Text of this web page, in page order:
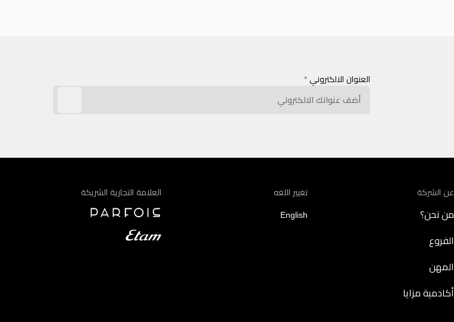
العنوان الالكتروني *
عن الشركة
من نحن؟
الفروع
المهن
أكادمية مزايا
تغيير اللغه
English
العلامة التجارية الشريكة